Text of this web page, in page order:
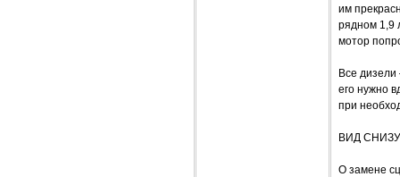
им
рядном 1,9
мотор
Все
его нужно
при
ВИД СНИЗУ
О замене